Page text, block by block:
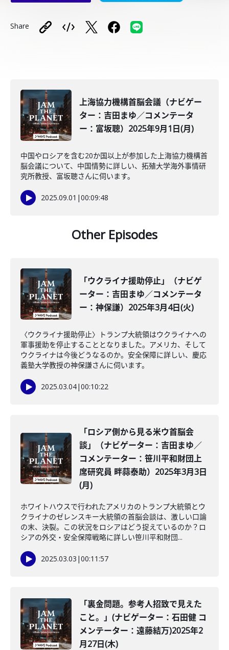
Share
上海協力機構首脳会議（ナビゲー
ター：吉田まゆ／コメンテータ
ー：富坂聰）2025年9月1日(月)
中国やロシアを含む20か国以上が参加した上海協力機構首
脳会議について、中国情勢に詳しい、拓殖大学海外事情研
究所教授、富坂聰さんに伺います。
2025.09.01 |00:09:48
Other Episodes
「ウクライナ援助停止」（ナビゲ
ーター：吉田まゆ／コメンテータ
ー：神保謙）2025年3月4日(火)
〈ウクライナ援助停止〉トランプ大統領はウクライナへの
軍事援助を停止することとなりました。アメリカ、そして
ウクライナは今後どうなるのか。安全保障に詳しい、慶応
義塾大学教授の神保謙さんに伺います。
2025.03.04|00:10:22
「ロシア側から見る米ウ首脳会
談」（ナビゲーター：吉田まゆ／
コメンテーター：笹川平和財団上
席研究員 畔蒜泰助）2025年3月3日
(月)
ホワイトハウスで行われたアメリカのトランプ大統領とウ
クライナのゼレンスキー大統領の首脳会談は、激しい口論
の末、決裂。この状況をロシアはどう捉えているのか？ロ
シアの外交・安全保障戦略に詳しい笹川平和財団...
2025.03.03 |00:11:57
「裏金問題。参考人招致で見えた
こと。」(ナビゲーター：石田健 コ
メンテーター：遠藤結万)2025年2
月27日(木)